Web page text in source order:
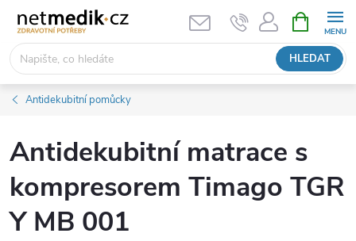
obsah
HLEDAT
NÁKUPNÍ
KOŠÍK
Antidekubitní pomůcky
Antidekubitní matrace s
kompresorem Timago TGR
Y MB 001